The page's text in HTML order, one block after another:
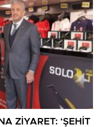
ZİYARET: ‘ŞEHİT